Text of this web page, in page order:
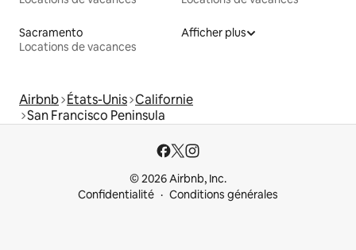
Sacramento
Locations de vacances
Afficher plus
Airbnb États-Unis Californie
San Francisco Peninsula
© 2026 Airbnb, Inc.
Confidentialité
Conditions générales